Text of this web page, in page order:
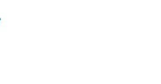
bei den Bienen (Bienenpodcast).
zu finden (Mathematik